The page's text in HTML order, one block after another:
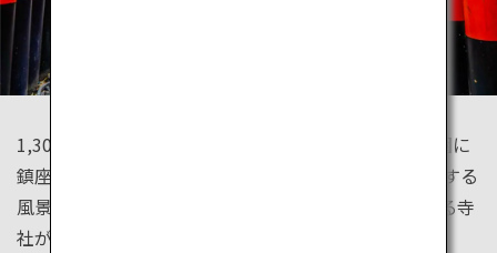
1,300年の歴史を誇る伏見稲荷の千本鳥居、美しい庭園に
鎮座する金色に輝く金閣寺、どれも美しい日本を代表する
風景です。京都には数えきれないほど、美しい歴史ある寺
社があります。